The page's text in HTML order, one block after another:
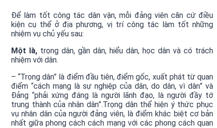
Để làm tốt công tác dân vận, mỗi đảng viên căn cứ điều
kiện cụ thể ở địa phương, vị trí công tác làm tốt những
nhiệm vụ chủ yếu sau:
Một là, trọng dân, gần dân, hiểu dân, học dân và có trách
nhiệm với dân.
– “Trọng dân” là điểm đầu tiên, điểm gốc, xuất phát từ quan
điểm “cách mạng là sự nghiệp của dân, do dân, vì dân” và
Đảng “phải xứng đáng là người lãnh đạo, là người đầy tớ
trung thành của nhân dân”.Trọng dân thể hiện ý thức phục
vụ nhân dân của người đảng viên, là điểm khác biệt cơ bản
nhất giữa phong cách cách mạng với các phong cách quan